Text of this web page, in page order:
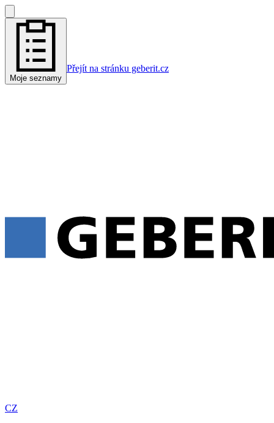
Moje seznamy
Přejít na stránku geberit.cz
CZ